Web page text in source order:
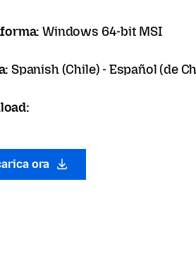
Windows 64-bit MSI
Spanish (Chile) - Español (de
ora